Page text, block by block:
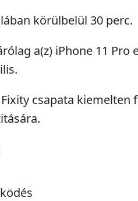
körülbelül 30 perc.
a(z) iPhone 11 Pro
csapata kiemelten